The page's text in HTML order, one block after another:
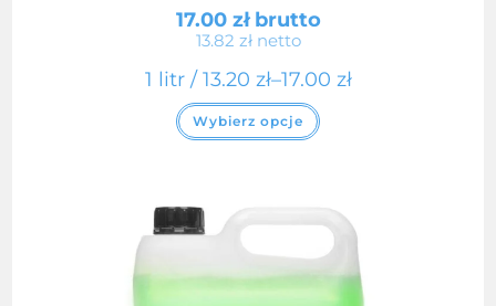
17.00 złbrutto
13.82 złnetto
1 litr / 13.20 zł–17.00 zł
Wybierz opcje produkt
wybrać
na
stronie
produktu